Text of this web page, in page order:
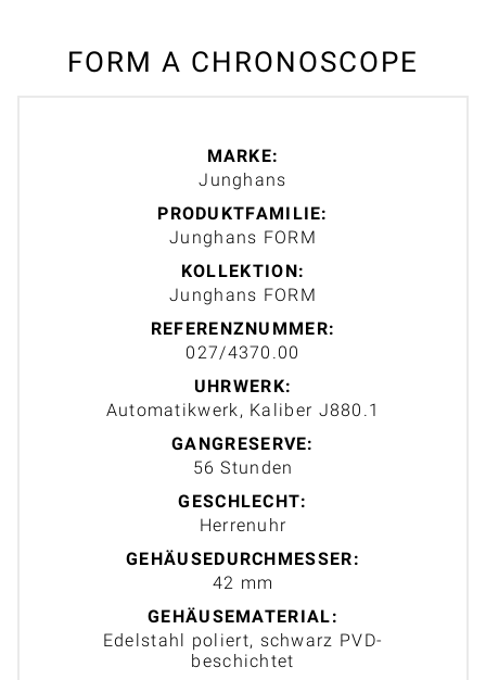
FORM A CHRONOSCOPE
MARKE:
Junghans
PRODUKTFAMILIE:
Junghans FORM
KOLLEKTION:
Junghans FORM
REFERENZNUMMER:
027/4370.00
UHRWERK:
Automatikwerk, Kaliber J880.1
GANGRESERVE:
56 Stunden
GESCHLECHT:
Herrenuhr
GEHÄUSEDURCHMESSER:
42 mm
GEHÄUSEMATERIAL:
Edelstahl poliert, schwarz PVD-
beschichtet